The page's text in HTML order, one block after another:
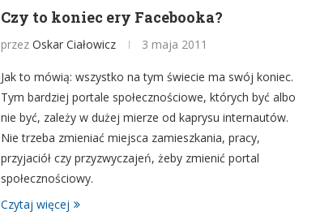
Czy to koniec ery Facebooka?
przez Oskar Ciałowicz 3 maja 2011
Jak to mówią: wszystko na tym świecie ma swój koniec.
Tym bardziej portale społecznościowe, których być albo
nie być, zależy w dużej mierze od kaprysu internautów.
Nie trzeba zmieniać miejsca zamieszkania, pracy,
przyjaciół czy przyzwyczajeń, żeby zmienić portal
społecznościowy.
Czytaj więcej